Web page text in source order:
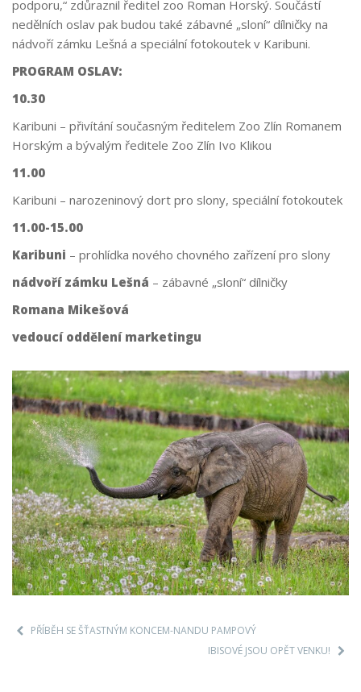
podporu,“ zdůraznil ředitel zoo Roman Horský. Součástí
nedělních oslav pak budou také zábavné „sloní“ dílničky na
nádvoří zámku Lešná a speciální fotokoutek v Karibuni.
PROGRAM OSLAV:
10.30
Karibuni – přivítání současným ředitelem Zoo Zlín Romanem
Horským a bývalým ředitele Zoo Zlín Ivo Klikou
11.00
Karibuni – narozeninový dort pro slony, speciální fotokoutek
11.00-15.00
Karibuni – prohlídka nového chovného zařízení pro slony
nádvoří zámku Lešná – zábavné „sloní“ dílničky
Romana Mikešová
vedoucí oddělení marketingu
PŘÍBĚH SE ŠŤASTNÝM KONCEM-NANDU PAMPOVÝ
IBISOVÉ JSOU OPĚT VENKU!